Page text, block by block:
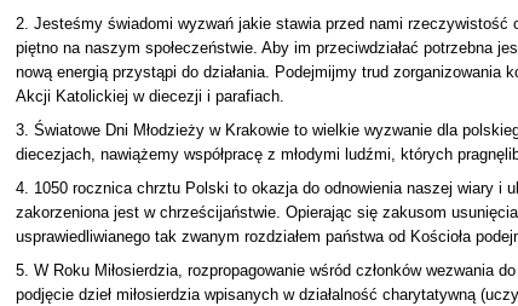
2. Jesteśmy świadomi wyzwań jakie stawia przed nami
piętno na naszym społeczeństwie. Aby im przeciwdziałać potrzebna
nową energią przystąpi do działania. Podejmijmy trud zorganizowania
Akcji Katolickiej w diecezji i parafiach.
3. Światowe Dni Młodzieży w Krakowie to wielkie wyzwanie dla
diecezjach, nawiążemy współpracę z młodymi ludźmi, których
4. 1050 rocznica chrztu Polski to okazja do odnowienia naszej wiary i
zakorzeniona jest w chrześcijaństwie. Opierając się zakusom
usprawiedliwianego tak zwanym rozdziałem państwa od Kościoła
5. W Roku Miłosierdzia, rozpropagowanie wśród członków wezwania
podjęcie dzieł miłosierdzia wpisanych w działalność charytatywną